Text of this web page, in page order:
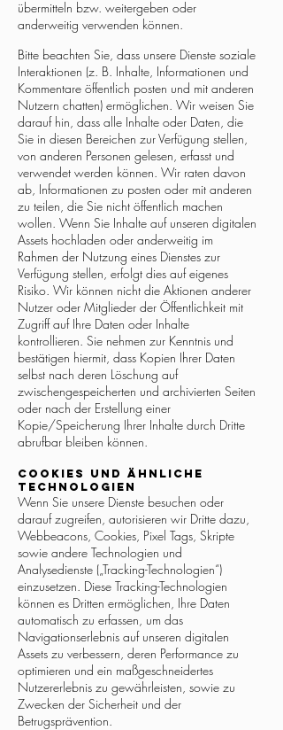
übermitteln bzw. weitergeben oder
anderweitig verwenden können.
Bitte beachten Sie, dass unsere Dienste soziale
Interaktionen (z. B. Inhalte, Informationen und
Kommentare öffentlich posten und mit anderen
Nutzern chatten) ermöglichen. Wir weisen Sie
darauf hin, dass alle Inhalte oder Daten, die
Sie in diesen Bereichen zur Verfügung stellen,
von anderen Personen gelesen, erfasst und
verwendet werden können. Wir raten davon
ab, Informationen zu posten oder mit anderen
zu teilen, die Sie nicht öffentlich machen
wollen. Wenn Sie Inhalte auf unseren digitalen
Assets hochladen oder anderweitig im
Rahmen der Nutzung eines Dienstes zur
Verfügung stellen, erfolgt dies auf eigenes
Risiko. Wir können nicht die Aktionen anderer
Nutzer oder Mitglieder der Öffentlichkeit mit
Zugriff auf Ihre Daten oder Inhalte
kontrollieren. Sie nehmen zur Kenntnis und
bestätigen hiermit, dass Kopien Ihrer Daten
selbst nach deren Löschung auf
zwischengespeicherten und archivierten Seiten
oder nach der Erstellung einer
Kopie/Speicherung Ihrer Inhalte durch Dritte
abrufbar bleiben können.
Cookies und ähnliche
Technologien
Wenn Sie unsere Dienste besuchen oder
darauf zugreifen, autorisieren wir Dritte dazu,
Webbeacons, Cookies, Pixel Tags, Skripte
sowie andere Technologien und
Analysedienste („Tracking-Technologien“)
einzusetzen. Diese Tracking-Technologien
können es Dritten ermöglichen, Ihre Daten
automatisch zu erfassen, um das
Navigationserlebnis auf unseren digitalen
Assets zu verbessern, deren Performance zu
optimieren und ein maßgeschneidertes
Nutzererlebnis zu gewährleisten, sowie zu
Zwecken der Sicherheit und der
Betrugsprävention.